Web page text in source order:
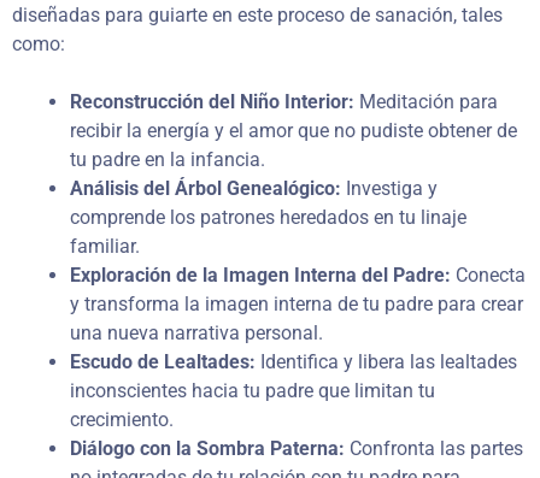
diseñadas para guiarte en este proceso de sanación, tales
como:
Reconstrucción del Niño Interior: Meditación para
recibir la energía y el amor que no pudiste obtener de
tu padre en la infancia.
Análisis del Árbol Genealógico: Investiga y
comprende los patrones heredados en tu linaje
familiar.
Exploración de la Imagen Interna del Padre: Conecta
y transforma la imagen interna de tu padre para crear
una nueva narrativa personal.
Escudo de Lealtades: Identifica y libera las lealtades
inconscientes hacia tu padre que limitan tu
crecimiento.
Diálogo con la Sombra Paterna: Confronta las partes